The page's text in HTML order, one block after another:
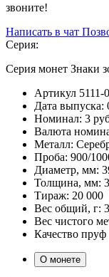
звоните!
Написать в чат
Серия:
Серия монет Знаки
Артикул 5111-
Дата выпуска:
Номинал: 3
Валюта
Металл:
Проба: 900/
Диаметр, мм:
Толщина, мм:
Тираж: 20 000
Вес общий, г:
Вес чистого
Качество пруф
О монете